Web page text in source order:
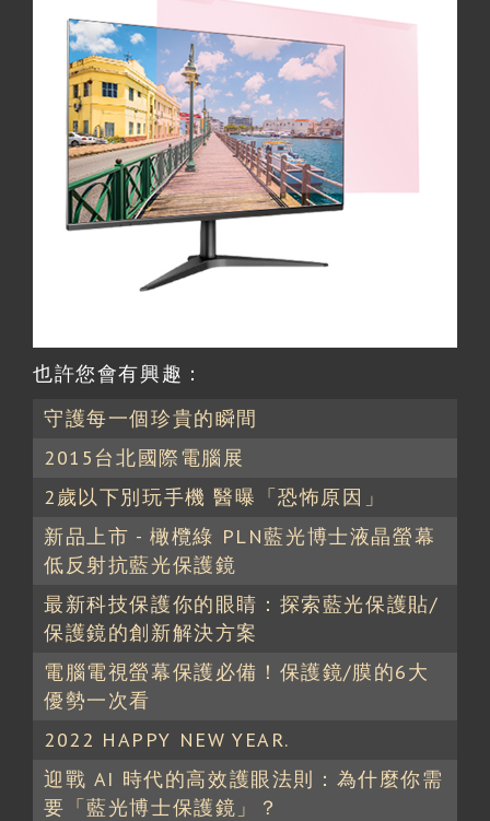
也許您會有興趣：
守護每一個珍貴的瞬間
2015台北國際電腦展
2歲以下別玩手機 醫曝「恐怖原因」
新品上市 - 橄欖綠 PLN藍光博士液晶螢幕
低反射抗藍光保護鏡
最新科技保護你的眼睛：探索藍光保護貼/
保護鏡的創新解決方案
電腦電視螢幕保護必備！保護鏡/膜的6大
優勢一次看
2022 HAPPY NEW YEAR.
迎戰 AI 時代的高效護眼法則：為什麼你需
要「藍光博士保護鏡」？